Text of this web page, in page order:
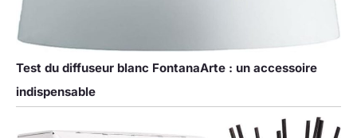
Test du diffuseur blanc FontanaArte : un accessoire
indispensable